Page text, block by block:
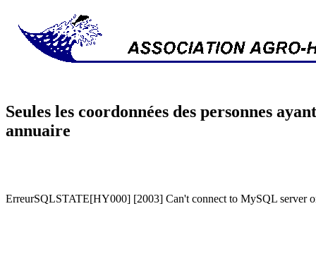
Seules les coordonnées des personnes
annuaire
ErreurSQLSTATE[HY000] [2003] Can't connect to MySQL server